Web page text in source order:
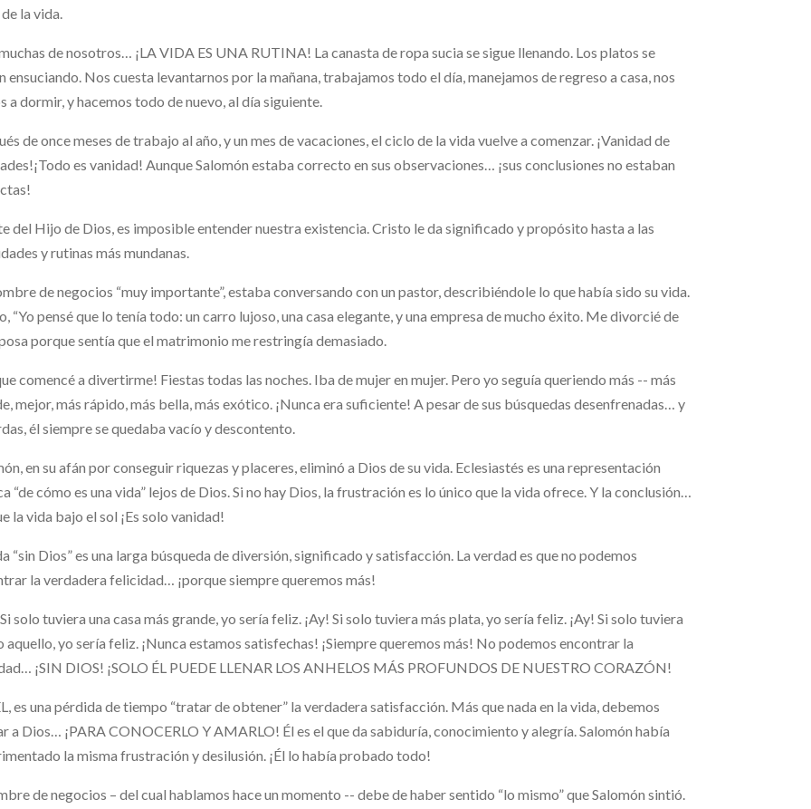
la vida.
de nosotros… ¡LA VIDA ES UNA RUTINA! La canasta de ropa sucia se sigue llenando. Los platos se
ensuciando. Nos cuesta levantarnos por la mañana, trabajamos todo el día, manejamos de regreso a casa, nos
a dormir, y hacemos todo de nuevo, al día siguiente.
de once meses de trabajo al año, y un mes de vacaciones, el ciclo de la vida vuelve a comenzar. ¡Vanidad de
es vanidad! Aunque Salomón estaba correcto en sus observaciones… ¡sus conclusiones no estaban
del Hijo de Dios, es imposible entender nuestra existencia. Cristo le da significado y propósito hasta a las
y rutinas más mundanas.
de negocios “muy importante”, estaba conversando con un pastor, describiéndole lo que había sido su vida.
“Yo pensé que lo tenía todo: un carro lujoso, una casa elegante, y una empresa de mucho éxito. Me divorcié de
porque sentía que el matrimonio me restringía demasiado.
comencé a divertirme! Fiestas todas las noches. Iba de mujer en mujer. Pero yo seguía queriendo más -- más
mejor, más rápido, más bella, más exótico. ¡Nunca era suficiente! A pesar de sus búsquedas desenfrenadas… y
él siempre se quedaba vacío y descontento.
en su afán por conseguir riquezas y placeres, eliminó a Dios de su vida. Eclesiastés es una representación
“de cómo es una vida” lejos de Dios. Si no hay Dios, la frustración es lo único que la vida ofrece. Y la conclusión…
la vida bajo el sol ¡Es solo vanidad!
“sin Dios” es una larga búsqueda de diversión, significado y satisfacción. La verdad es que no podemos
la verdadera felicidad… ¡porque siempre queremos más!
Si solo tuviera una casa más grande, yo sería feliz. ¡Ay! Si solo tuviera más plata, yo sería feliz. ¡Ay! Si solo tuviera
aquello, yo sería feliz. ¡Nunca estamos satisfechas! ¡Siempre queremos más! No podemos encontrar la
¡SIN DIOS! ¡SOLO ÉL PUEDE LLENAR LOS ANHELOS MÁS PROFUNDOS DE NUESTRO CORAZÓN!
es una pérdida de tiempo “tratar de obtener” la verdadera satisfacción. Más que nada en la vida, debemos
a Dios… ¡PARA CONOCERLO Y AMARLO! Él es el que da sabiduría, conocimiento y alegría. Salomón había
la misma frustración y desilusión. ¡Él lo había probado todo!
de negocios – del cual hablamos hace un momento -- debe de haber sentido “lo mismo” que Salomón sintió.